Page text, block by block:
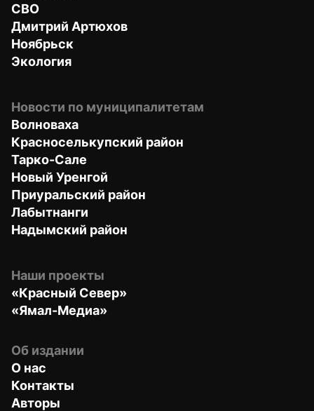
СВО
Дмитрий Артюхов
Ноябрьск
Экология
Новости по муниципалитетам
Волноваха
Красноселькупский район
Тарко-Сале
Новый Уренгой
Приуральский район
Лабытнанги
Надымский район
Наши проекты
«Красный Север»
«Ямал-Медиа»
Об издании
О нас
Контакты
Авторы